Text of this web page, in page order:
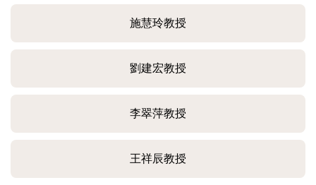
施慧玲教授
劉建宏教授
李翠萍教授
王祥辰教授